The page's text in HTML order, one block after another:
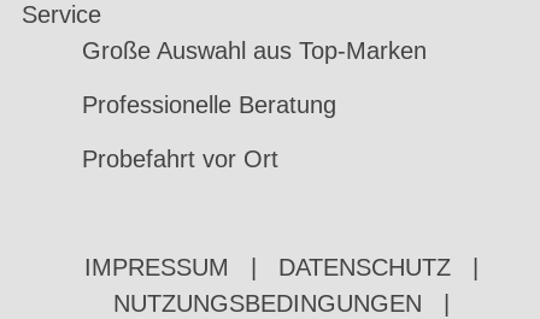
Service
Große Auswahl aus Top-Marken
Professionelle Beratung
Probefahrt vor Ort
IMPRESSUM DATENSCHUTZ
NUTZUNGSBEDINGUNGEN